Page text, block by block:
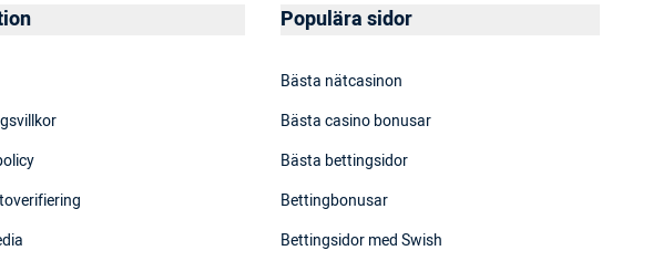
Populära sidor
Bästa nätcasinon
Bästa casino bonusar
Bästa bettingsidor
Bettingbonusar
Bettingsidor med Swish